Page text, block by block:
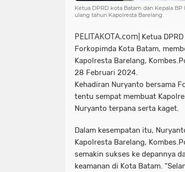
Ketua DPRD kota Batam dan Kepala
ulang tahun Kapolresta Barelang.
PELITAKOTA.com | Ketua
Forkopimda Kota Batam,
Kapolresta Barelang,
28 Februari 2024.
Kehadiran Nuryanto bersama
tentu sempat membuat
Nuryanto terpana serta kaget.
Dalam kesempatan itu,
Kapolresta Barelang,
semakin sukses ke depannya
keamanan di Kota Batam.